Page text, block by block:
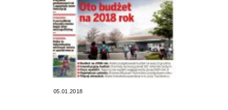
05.01.2018